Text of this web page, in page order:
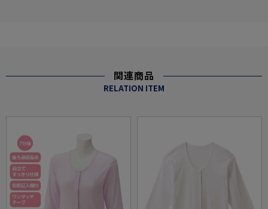
関連商品
RELATION ITEM